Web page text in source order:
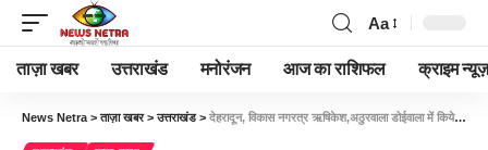
Aa
ताज़ा खबर उत्तराखंड मनोरंजन आज का राशिफल क्राइम न्यूज़
News Netra >ताज़ा खबर>उत्तराखंड> देहरादून, विकास नगरत्र ऋषिकेश,अठुरवाला डोईवाला में किये जा रहे अवैध निर्माणों व प्लाॅटिंग पर ध्वस्तीकरण व सीलिंग की कार्यवाही-Newsnetra